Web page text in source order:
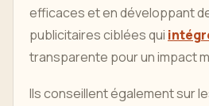
efficaces et en développant
publicitaires ciblées qui
transparente pour un impact
Ils conseillent également sur